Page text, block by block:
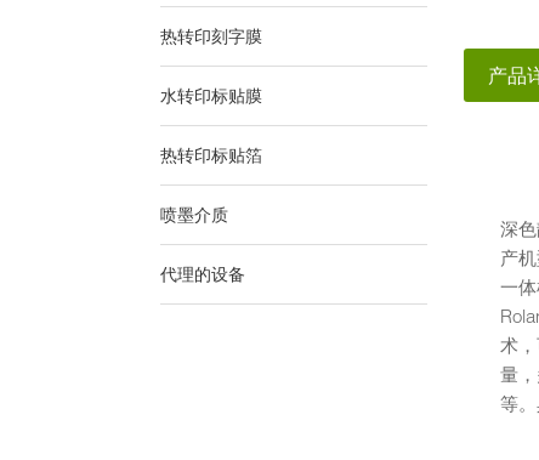
热转印刻字膜
水转印标贴膜
热转印标贴箔
喷墨介质
代理的设备
产品
深
产
一
术
量
等